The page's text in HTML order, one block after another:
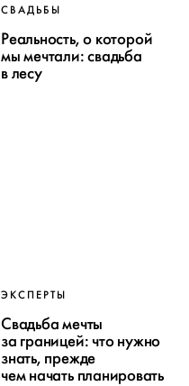
СВАДЬБЫ
Реальность, о которой
мы мечтали: свадьба
в лесу
ЭКСПЕРТЫ
Свадьба мечты
за границей: что нужно
знать, прежде
чем начать планировать